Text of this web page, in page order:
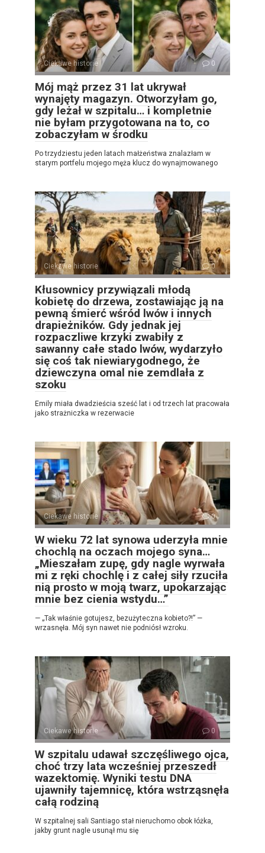
Ciekawe historie 0
Mój mąż przez 31 lat ukrywał
wynajęty magazyn. Otworzyłam go,
gdy leżał w szpitalu… i kompletnie
nie byłam przygotowana na to, co
zobaczyłam w środku
Po trzydziestu jeden latach małżeństwa znalazłam w
starym portfelu mojego męża klucz do wynajmowanego
Ciekawe historie 0
Kłusownicy przywiązali młodą
kobietę do drzewa, zostawiając ją na
pewną śmierć wśród lwów i innych
drapieżników. Gdy jednak jej
rozpaczliwe krzyki zwabiły z
sawanny całe stado lwów, wydarzyło
się coś tak niewiarygodnego, że
dziewczyna omal nie zemdlała z
szoku
Emily miała dwadzieścia sześć lat i od trzech lat pracowała
jako strażniczka w rezerwacie
Ciekawe historie 0
W wieku 72 lat synowa uderzyła mnie
chochlą na oczach mojego syna…
„Mieszałam zupę, gdy nagle wyrwała
mi z ręki chochlę i z całej siły rzuciła
nią prosto w moją twarz, upokarzając
mnie bez cienia wstydu…”
— „Tak właśnie gotujesz, bezużyteczna kobieto?!” —
wrzasnęła. Mój syn nawet nie podniósł wzroku.
Ciekawe historie 0
W szpitalu udawał szczęśliwego ojca,
choć trzy lata wcześniej przeszedł
wazektomię. Wyniki testu DNA
ujawniły tajemnicę, która wstrząsnęła
całą rodziną
W szpitalnej sali Santiago stał nieruchomo obok łóżka,
jakby grunt nagle usunął mu się